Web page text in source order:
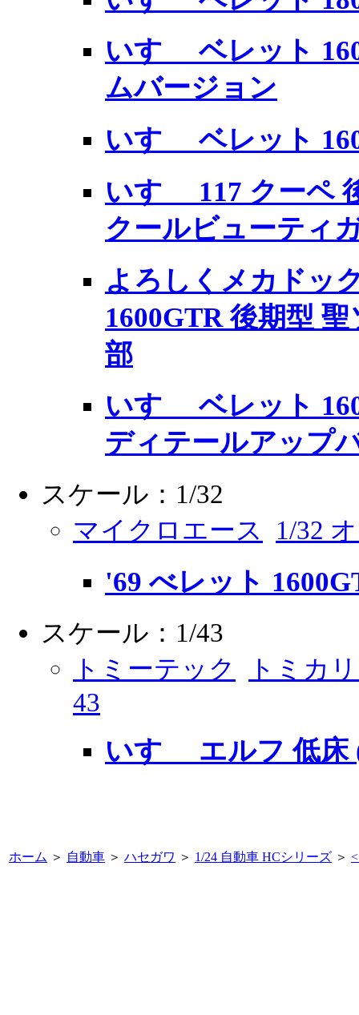
いすゞ ベレット
ムバージョン
いすゞ ベレット
いすゞ 117 クー
クールビューティ
よろしくメカドッ
1600GTR 後期型
部
いすゞ ベレット
ディテールアップ
スケール：1/32
マイクロエース
1/32
'69 べレット
スケール：1/43
トミーテック
トミカ
43
いすゞ エルフ 低床
ホーム ＞ 自動車 ＞ ハセガワ ＞ 1/24 自動車 HCシリーズ ＞ <